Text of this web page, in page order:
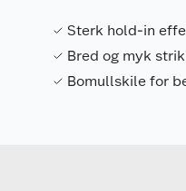
Sterk hold-in
Bred og myk
Bomullskile for